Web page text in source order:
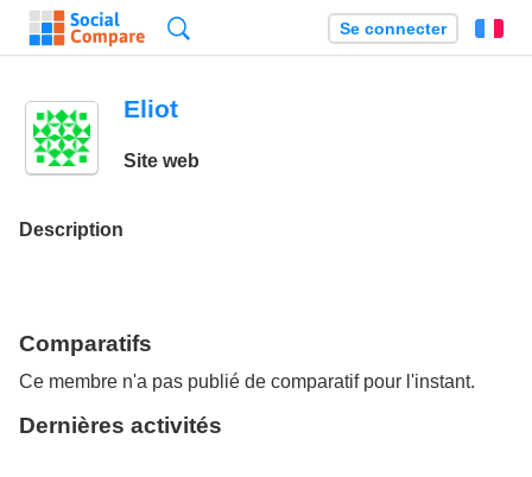
Se connecter
Eliot
Site web
Description
Comparatifs
Ce membre n'a pas publié de comparatif pour l'instant.
Dernières activités